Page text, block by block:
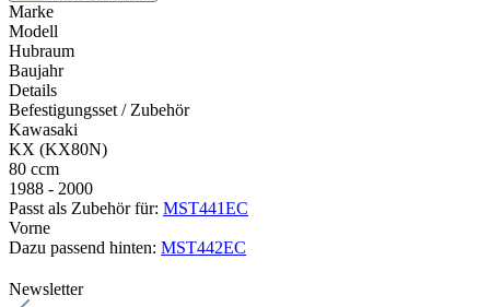
Marke
Modell
Hubraum
Baujahr
Details
Befestigungsset / Zubehör
Kawasaki
KX (KX80N)
80 ccm
1988 - 2000
Passt als Zubehör für: MST441EC
Vorne
Dazu passend hinten: MST442EC
Newsletter